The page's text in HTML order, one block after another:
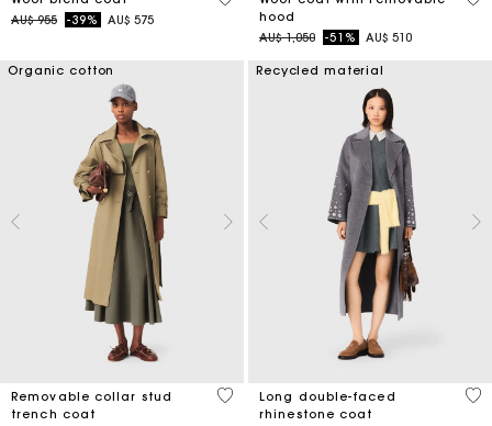
Price reduced from
AU$ 955to-39% AU$ 575
hood
Price reduced from
AU$ 1,050to-51% AU$ 510
Organic cotton
Removable collar stud
trench coat
5 out of 5 Customer Rating
Recycled material
Long double-faced
rhinestone coat
3,3